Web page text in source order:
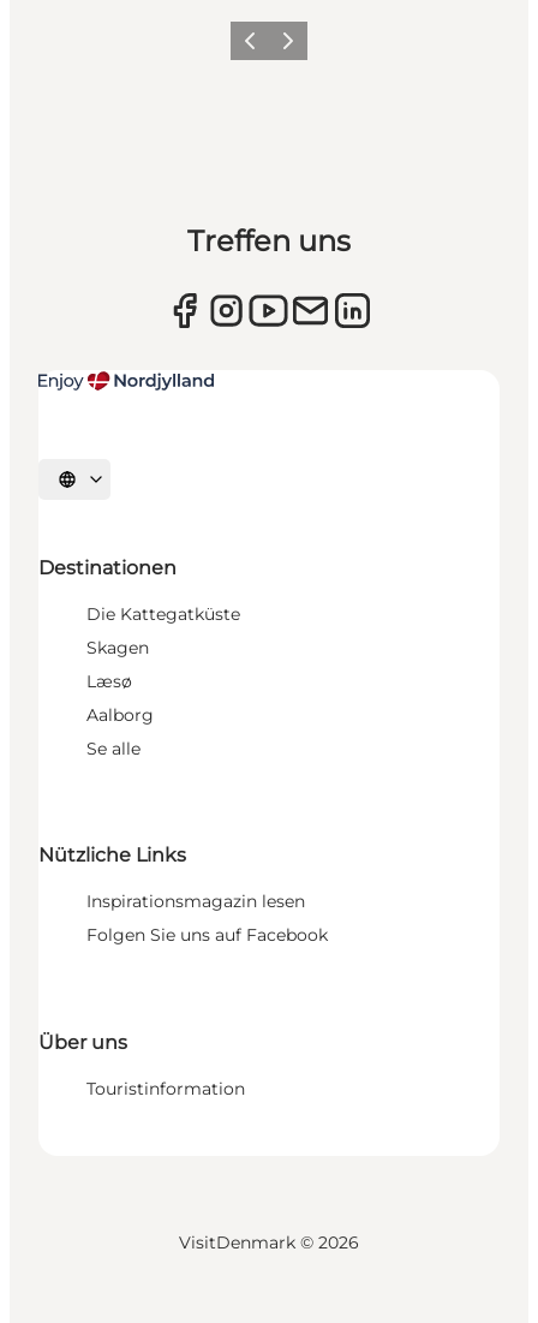
ZurückWeiter
Treffen uns
Sprache auswählen
Destinationen
Die Kattegatküste
Skagen
Læsø
Aalborg
Se alle
Nützliche Links
Inspirationsmagazin lesen
Folgen Sie uns auf Facebook
Über uns
Touristinformation
VisitDenmark © 2026